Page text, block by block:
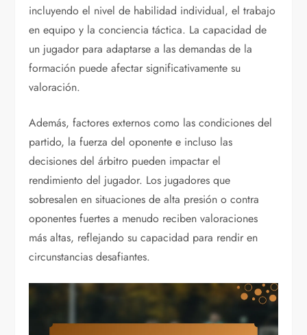
incluyendo el nivel de habilidad individual, el trabajo
en equipo y la conciencia táctica. La capacidad de
un jugador para adaptarse a las demandas de la
formación puede afectar significativamente su
valoración.
Además, factores externos como las condiciones del
partido, la fuerza del oponente e incluso las
decisiones del árbitro pueden impactar el
rendimiento del jugador. Los jugadores que
sobresalen en situaciones de alta presión o contra
oponentes fuertes a menudo reciben valoraciones
más altas, reflejando su capacidad para rendir en
circunstancias desafiantes.